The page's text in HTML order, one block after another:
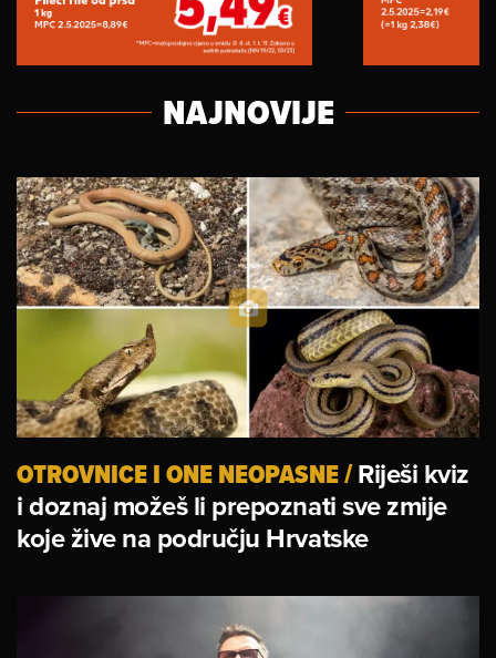
NAJNOVIJE
OTROVNICE I ONE NEOPASNE/Riješi kviz
i doznaj možeš li prepoznati sve zmije
koje žive na području Hrvatske